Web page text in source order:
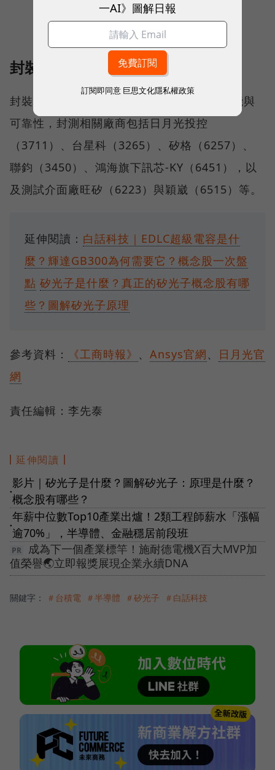
封裝測試
封裝測試是CPO的中下游，以確保產品的性能與
可靠性，封測相關廠商包括日月光投控
（3711）、台星科（3265）、矽格（6257）、
聯鈞（3450）、鴻海旗下訊芯-KY（6451），以
及測試介面廠旺矽（6223）與穎崴（6515）等。
延伸閱讀： 白話科技｜EDLC超級電容是什
麼？輝達GB300為何需要它？概念股一次盤
點 矽光子是什麼？真正的矽光子概念股有哪
些？圖解矽光子原理
參考資料： 《工商時報》 、 Ansys官網、
日月光官
網
責任編輯：李先泰
延伸閱讀
●
影片｜矽光子是什麼？圖解矽光子：原理是什麼？
概念股有哪些？
●
年薪中位數Top10產業出爐！2類工程師薪水「漲幅
逾70%」，半導體、金融穩居前段班
成為下一個產業標竿！施耐德電機X百大MVP加
值榮譽🌏立即報獎展現企業永續DNA
關鍵字： ＃台積電 ＃半導體 ＃矽光子 ＃白話科技
一AI》圖解日報
訂閱即同意 巨思文化隱私權政策